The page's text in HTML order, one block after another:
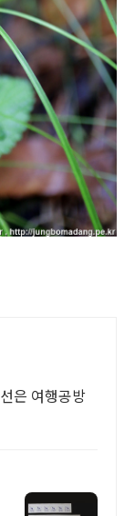
은 여행공방